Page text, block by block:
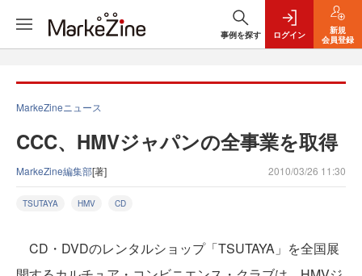
事例を探す ログイン
新規
会員登録
MarkeZineニュース
CCC、HMVジャパンの全事業を取得
MarkeZine編集部[著] 2010/03/26 11:30
TSUTAYA HMV CD
CD・DVDのレンタルショップ「TSUTAYA」を全国展